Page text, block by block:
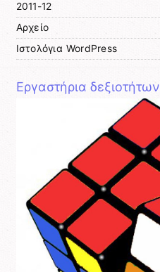
2011-12
Αρχείο
Ιστολόγια WordPress
Εργαστήρια δεξιοτήτων